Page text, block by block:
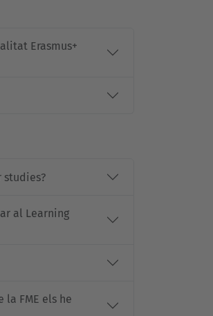
Erasmus+
studies?
al Learning
FME els he